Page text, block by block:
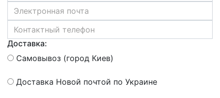
Доставка:
Самовывоз (город Киев)
Доставка Новой почтой по Украине